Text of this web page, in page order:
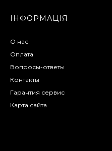
ІНФОРМАЦІЯ
О нас
Оплата
Вопросы-ответы
Контакты
Гарантия сервис
Карта сайта